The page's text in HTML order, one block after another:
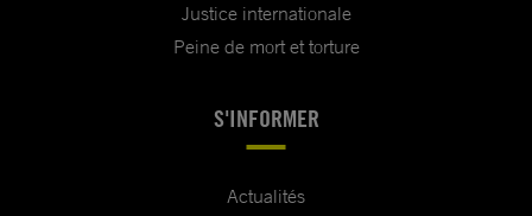
Justice internationale
Peine de mort et torture
S'INFORMER
Actualités